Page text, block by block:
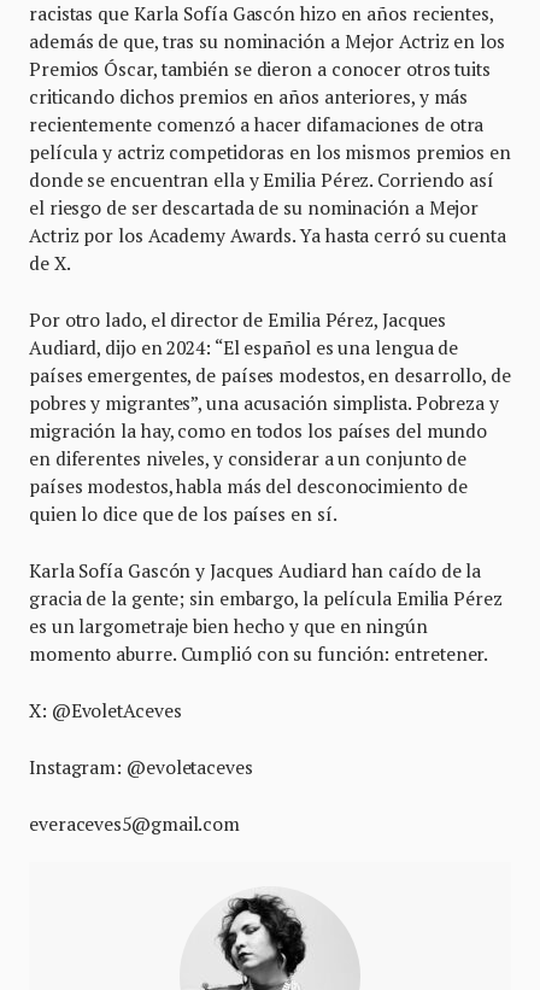
racistas que Karla Sofía Gascón hizo en años recientes,
además de que, tras su nominación a Mejor Actriz en los
Premios Óscar, también se dieron a conocer otros tuits
criticando dichos premios en años anteriores, y más
recientemente comenzó a hacer difamaciones de otra
película y actriz competidoras en los mismos premios en
donde se encuentran ella y Emilia Pérez. Corriendo así
el riesgo de ser descartada de su nominación a Mejor
Actriz por los Academy Awards. Ya hasta cerró su cuenta
de X.
Por otro lado, el director de Emilia Pérez, Jacques
Audiard, dijo en 2024: “El español es una lengua de
países emergentes, de países modestos, en desarrollo, de
pobres y migrantes”, una acusación simplista. Pobreza y
migración la hay, como en todos los países del mundo
en diferentes niveles, y considerar a un conjunto de
países modestos, habla más del desconocimiento de
quien lo dice que de los países en sí.
Karla Sofía Gascón y Jacques Audiard han caído de la
gracia de la gente; sin embargo, la película Emilia Pérez
es un largometraje bien hecho y que en ningún
momento aburre. Cumplió con su función: entretener.
X: @EvoletAceves
Instagram: @evoletaceves
everaceves5@gmail.com